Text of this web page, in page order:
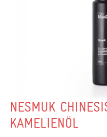
NESMUK
KAMELIENÖL